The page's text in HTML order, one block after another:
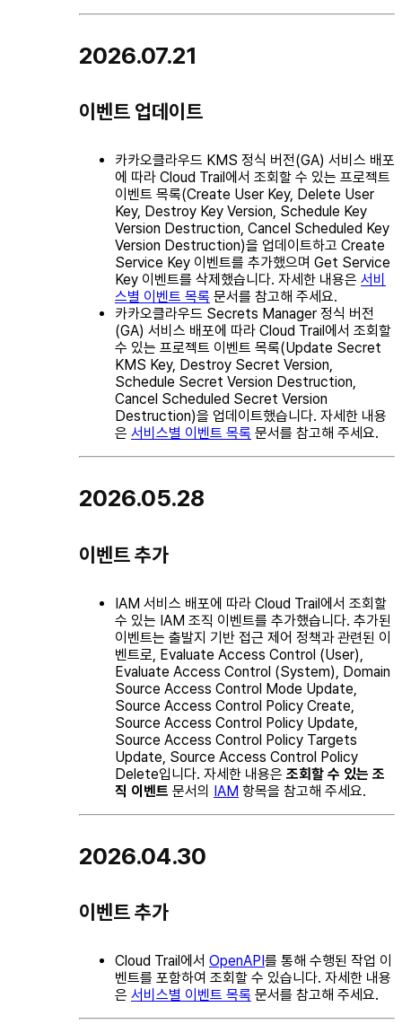
2026.07.21
이벤트 업데이트
카카오클라우드 KMS 정식 버전(GA) 서비스 배포
에 따라 Cloud Trail에서 조회할 수 있는 프로젝트
이벤트 목록(Create User Key, Delete User
Key, Destroy Key Version, Schedule Key
Version Destruction, Cancel Scheduled Key
Version Destruction)을 업데이트하고 Create
Service Key 이벤트를 추가했으며 Get Service
Key 이벤트를 삭제했습니다. 자세한 내용은 서비
스별 이벤트 목록 문서를 참고해 주세요.
카카오클라우드 Secrets Manager 정식 버전
(GA) 서비스 배포에 따라 Cloud Trail에서 조회할
수 있는 프로젝트 이벤트 목록(Update Secret
KMS Key, Destroy Secret Version,
Schedule Secret Version Destruction,
Cancel Scheduled Secret Version
Destruction)을 업데이트했습니다. 자세한 내용
은 서비스별 이벤트 목록 문서를 참고해 주세요.
2026.05.28
이벤트 추가
IAM 서비스 배포에 따라 Cloud Trail에서 조회할
수 있는 IAM 조직 이벤트를 추가했습니다. 추가된
이벤트는 출발지 기반 접근 제어 정책과 관련된 이
벤트로, Evaluate Access Control (User),
Evaluate Access Control (System), Domain
Source Access Control Mode Update,
Source Access Control Policy Create,
Source Access Control Policy Update,
Source Access Control Policy Targets
Update, Source Access Control Policy
Delete입니다. 자세한 내용은 조회할 수 있는 조
직 이벤트 문서의 IAM 항목을 참고해 주세요.
2026.04.30
이벤트 추가
Cloud Trail에서 OpenAPI 를 통해 수행된 작업 이
벤트를 포함하여 조회할 수 있습니다. 자세한 내용
은 서비스별 이벤트 목록 문서를 참고해 주세요.